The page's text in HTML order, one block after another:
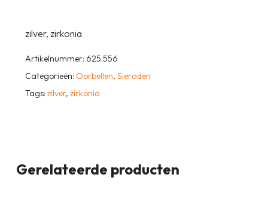
zilver, zirkonia
Artikelnummer: 625.556
Categorieën: Oorbellen, Sieraden
Tags: zilver, zirkonia
Gerelateerde producten